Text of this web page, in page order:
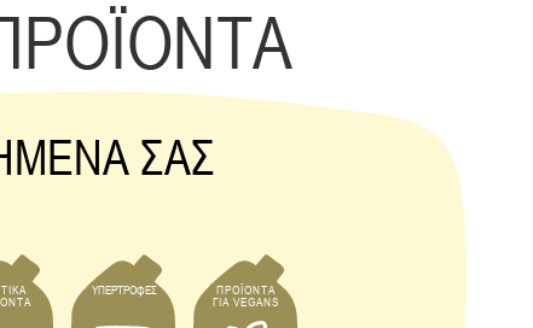
ΣΑΣ
ΥΠΕΡΤΡΟΦΕΣ
ΠΡΟΪΟΝΤΑ
ΓΙΑ VEGANS